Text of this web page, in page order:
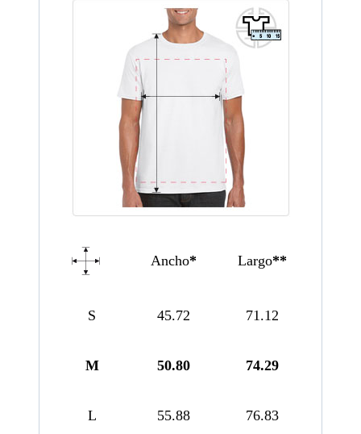
Ancho* Largo**
S 45.72 71.12
M 50.80 74.29
L 55.88 76.83